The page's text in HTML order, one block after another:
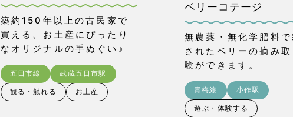
築約150年以上の古民家で
買える、お土産にぴったり
なオリジナルの手ぬぐい♪
五日市線 武蔵五日市駅
観る・触れる お土産
ベリーコテージ
無農薬・無化学肥料
されたベリーの摘み
験ができます。
青梅線 小作駅
遊ぶ・体験する